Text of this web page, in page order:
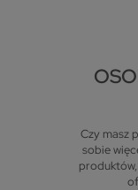
Czy masz
sobie